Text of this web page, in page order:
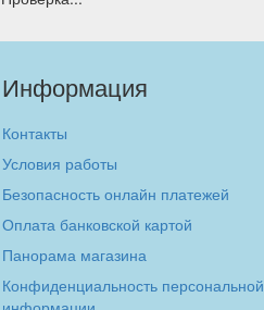
Информация
Контакты
Условия работы
Безопасность онлайн платежей
Оплата банковской картой
Панорама магазина
Конфиденциальность персональной